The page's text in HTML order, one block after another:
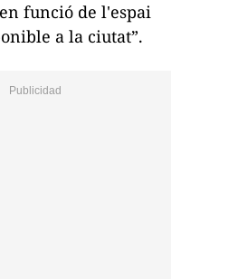
funció de l'espai
a la ciutat”.